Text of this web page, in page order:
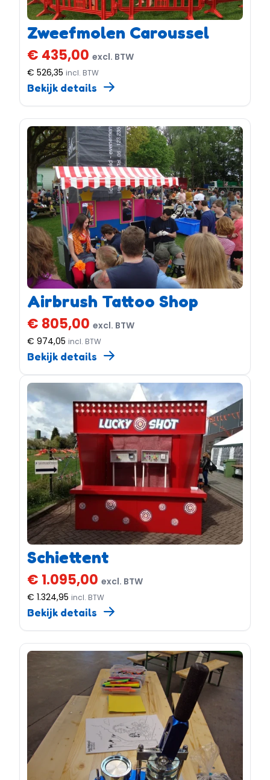
Zweefmolen Caroussel
€ 435,00 excl. BTW
€ 526,35 incl. BTW
Bekijk details
Airbrush Tattoo Shop
€ 805,00 excl. BTW
€ 974,05 incl. BTW
Bekijk details
Schiettent
€ 1.095,00 excl. BTW
€ 1.324,95 incl. BTW
Bekijk details